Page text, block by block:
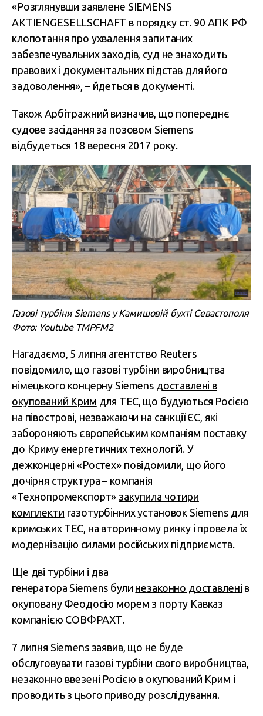
«Розглянувши заявлене SIEMENS
AKTIENGESELLSCHAFT в порядку ст. 90 АПК РФ
клопотання про ухвалення запитаних
забезпечувальних заходів, суд не знаходить
правових і документальних підстав для його
задоволення», – йдеться в документі.
Також Арбітражний визначив, що попереднє
судове засідання за позовом Siemens
відбудеться 18 вересня 2017 року.
Газові турбіни Siemens у Камишовій бухті Севастополя
Фото: Youtube TMPFM2
Нагадаємо, 5 липня агентство Reuters
повідомило, що газові турбіни виробництва
німецького концерну Siemens доставлені в
окупований Крим для ТЕС, що будуються Росією
на півострові, незважаючи на санкції ЄС, які
забороняють європейським компаніям поставку
до Криму енергетичних технологій. У
дежконцерні «Ростех» повідомили, що його
дочірня структура – компанія
«Технопромекспорт» закупила чотири
комплекти газотурбінних установок Siemens для
кримських ТЕС, на вторинному ринку і провела їх
модернізацію силами російських підприємств.
Ще дві турбіни і два
генератора Siemens були незаконно доставлені в
окуповану Феодосію морем з порту Кавказ
компанією СОВФРАХТ.
7 липня Siemens заявив, що не буде
обслуговувати газові турбіни свого виробництва,
незаконно ввезені Росією в окупований Крим і
проводить з цього приводу розслідування.